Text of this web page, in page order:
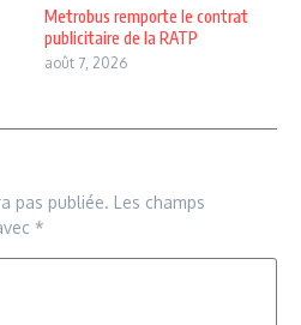
Metrobus remporte le contrat
publicitaire de la RATP
août 7, 2026
pas publiée. Les champs
*